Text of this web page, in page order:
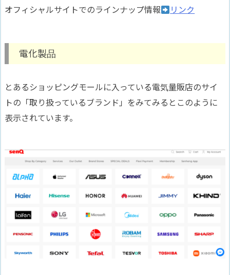
オフィシャルサイトでのラインナップ情報 リンク
電化製品
とあるショッピングモールに入っている電気量販店のサイ
トの「取り扱っているブランド」をみてみるとこのように
表示されています。